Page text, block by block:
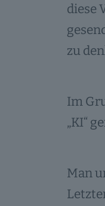
diese
zu
Im
„KI“
Man